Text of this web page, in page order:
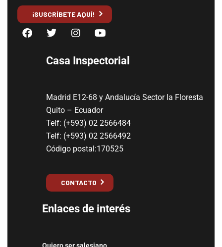
¡SUSCRÍBETE AQUÍ!
Casa Inspectorial
Madrid E12-68 y Andalucía Sector la Floresta
Quito – Ecuador
Telf: (+593) 02 2566484
Telf: (+593) 02 2566492
Código postal:170525
CONTACTO
Enlaces de interés